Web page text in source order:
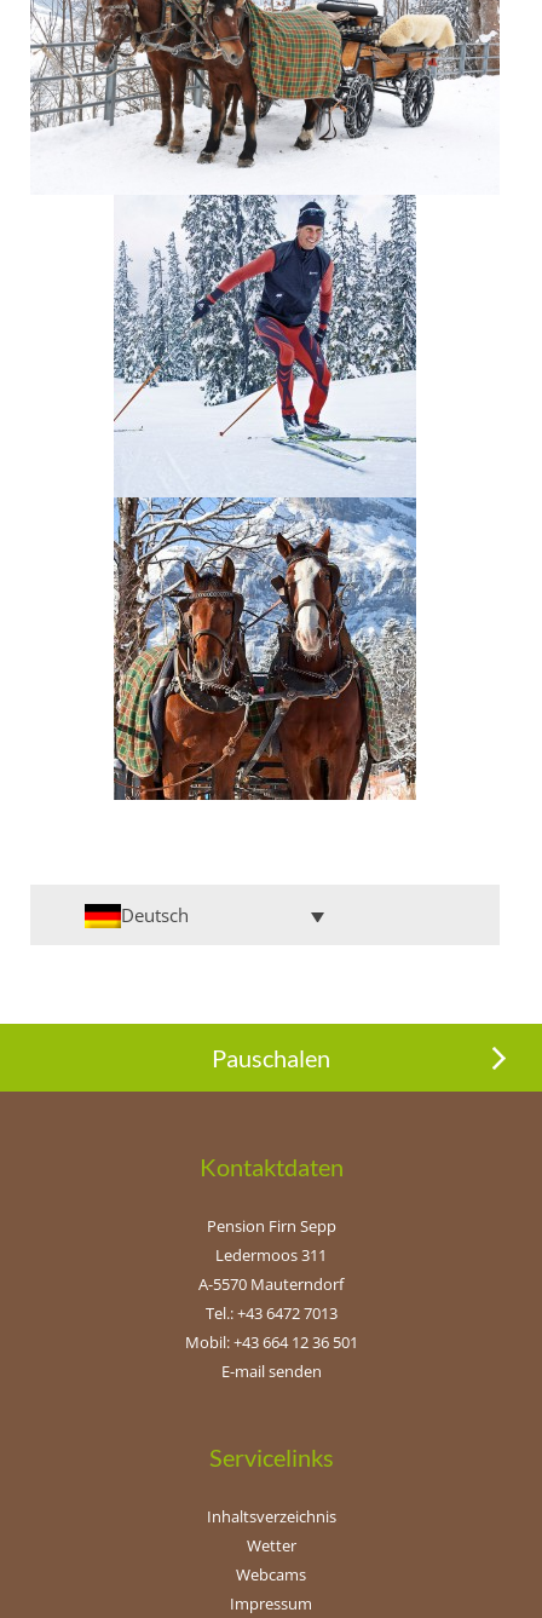
Deutsch
Pauschalen
Kontaktdaten
Pension Firn Sepp
Ledermoos 311
A-5570 Mauterndorf
Tel.: +43 6472 7013
Mobil: +43 664 12 36 501
E-mail senden
Servicelinks
Inhaltsverzeichnis
Wetter
Webcams
Impressum